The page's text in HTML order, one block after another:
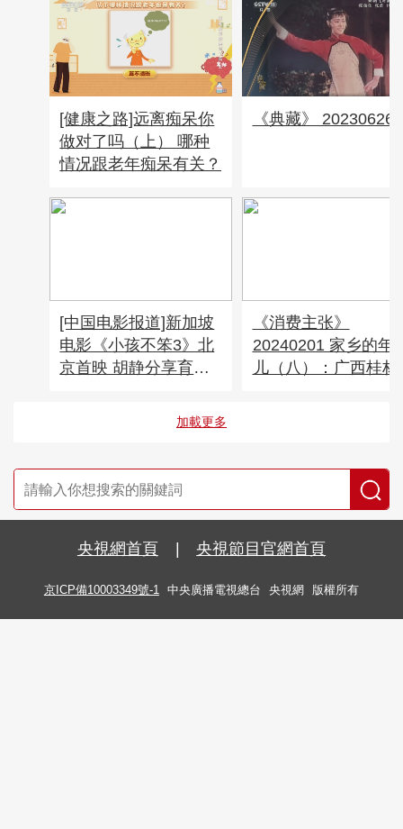
[健康之路]远离痴呆你
做对了吗（上） 哪种
情况跟老年痴呆有关？
《典藏》 20230626
[中国电影报道]新加坡
电影《小孩不笨3》北
京首映 胡静分享育儿
《消费主张》
20240201 家乡的年
儿（八）：广西桂林
加載更多
央視網首頁 | 央視節目官網首頁
京ICP備10003349號-1 中央廣播電視總台 央視網 版權所有